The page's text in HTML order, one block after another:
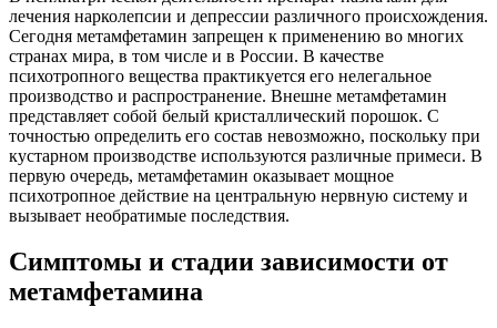
лечения нарколепсии и депрессии различного происхождения.
Сегодня метамфетамин запрещен к применению во многих
странах мира, в том числе и в России. В качестве
психотропного вещества практикуется его нелегальное
производство и распространение. Внешне метамфетамин
представляет собой белый кристаллический порошок. С
точностью определить его состав невозможно, поскольку при
кустарном производстве используются различные примеси. В
первую очередь, метамфетамин оказывает мощное
психотропное действие на центральную нервную систему и
вызывает необратимые последствия.
Симптомы и стадии зависимости от
метамфетамина